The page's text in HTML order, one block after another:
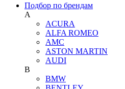
Подбор по брендам
A
ACURA
ALFA ROMEO
AMC
ASTON MARTIN
AUDI
B
BMW